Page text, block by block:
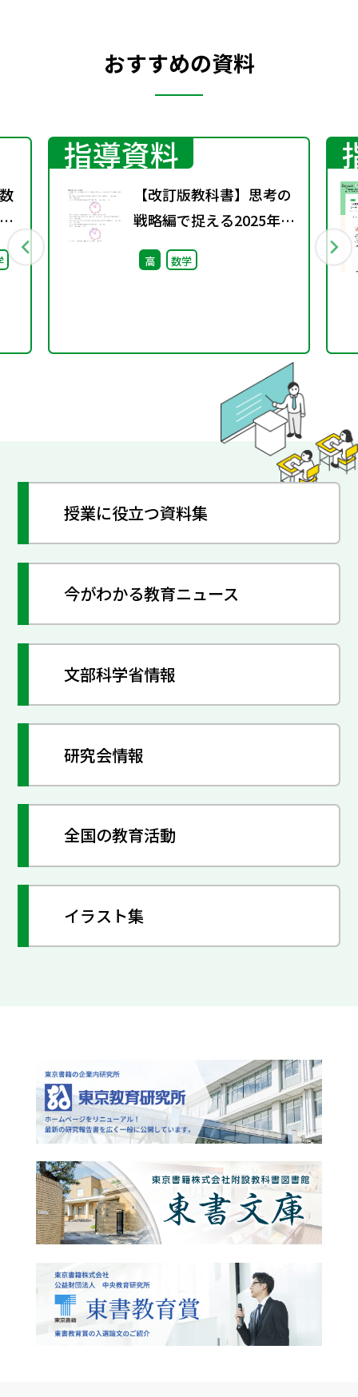
おすすめの資料
指導資料
【改訂版教科書】思考の
戦略編で捉える2025年入
試問題（Advancedシリ
ーズ）
高 数学
授業に役立つ資料集
今がわかる教育ニュース
文部科学省情報
研究会情報
全国の教育活動
イラスト集